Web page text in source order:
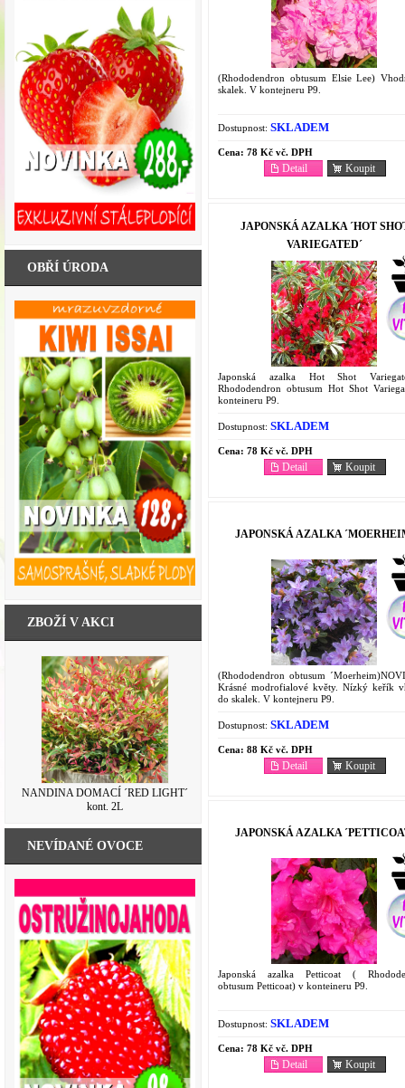
OBŘÍ ÚRODA
ZBOŽÍ V AKCI
NANDINA DOMACÍ ´RED LIGHT´
kont. 2L
NEVÍDANÉ OVOCE
(Rhododendron obtusum Elsie Lee)
skalek. V kontejneru P9.
Dostupnost: SKLADEM
Cena: 78 Kč vč. DPH
Koupit
Detail
JAPONSKÁ AZALKA ´HOT
VARIEGATED´
Japonská azalka Hot Shot
Rhododendron obtusum Hot Shot
konteineru P9.
Dostupnost: SKLADEM
Cena: 78 Kč vč. DPH
Koupit
Detail
JAPONSKÁ AZALKA
(Rhododendron obtusum
Krásné modrofialové květy. Nízký keřík
do skalek. V kontejneru P9.
Dostupnost: SKLADEM
Cena: 88 Kč vč. DPH
Koupit
Detail
JAPONSKÁ AZALKA
Japonská azalka Petticoat (
obtusum Petticoat) v konteineru P9.
Dostupnost: SKLADEM
Cena: 78 Kč vč. DPH
Koupit
Detail